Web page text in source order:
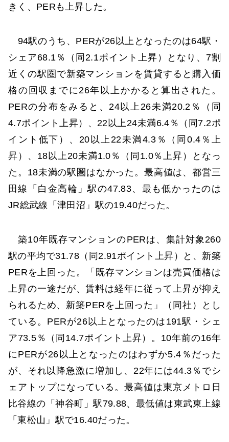
きく、PERも上昇した。
94駅のうち、PERが26以上となったのは64駅・
シェア68.1％（同2.1ポイント上昇）となり、7割
近くの駅圏で新築マンションを賃貸すると購入価
格の回収までに26年以上かかると算出された。
PERの分布をみると、24以上26未満20.2％（同
4.7ポイント上昇）、22以上24未満6.4％（同7.2ポ
イント低下）、20以上22未満4.3％（同0.4％上
昇）、18以上20未満1.0％（同1.0％上昇）となっ
た。18未満の駅圏はなかった。最高値は、都営三
田線「白金高輪」駅の47.83、最も低かったのは
JR総武線「津田沼」駅の19.40だった。
築10年既存マンションのPERは、集計対象260
駅の平均で31.78（同2.91ポイント上昇）と、新築
PERを上回った。「既存マンションは売買価格は
上昇の一途だが、賃料は経年に従って上昇が抑え
られるため、新築PERを上回った」（同社）とし
ている。PERが26以上となったのは191駅・シェ
ア73.5％（同14.7ポイント上昇）。10年前の16年
にPERが26以上となったのはわずか5.4％だった
が、それ以降急激に増加し、22年には44.3％でシ
ェアトップになっている。最高値は東京メトロ日
比谷線の「神谷町」駅79.88、最低値は東武東上線
「東松山」駅で16.40だった。